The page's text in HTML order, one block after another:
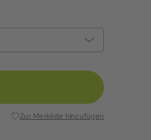
Zur Merkliste hinzufügen